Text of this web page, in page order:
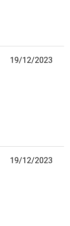
19/12/2023
19/12/2023